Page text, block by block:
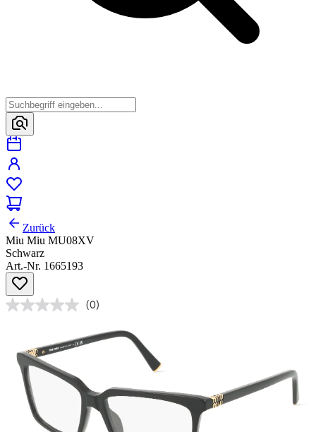
Zurück
Miu Miu MU08XV
Schwarz
Art.-Nr. 1665193
(0)